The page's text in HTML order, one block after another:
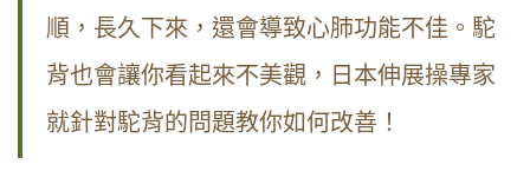
順，長久下來，還會導致心肺功能不佳。駝
背也會讓你看起來不美觀，日本伸展操專家
就針對駝背的問題教你如何改善！